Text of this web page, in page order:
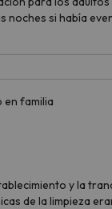
noches si había
en familia
y la
de la limpieza